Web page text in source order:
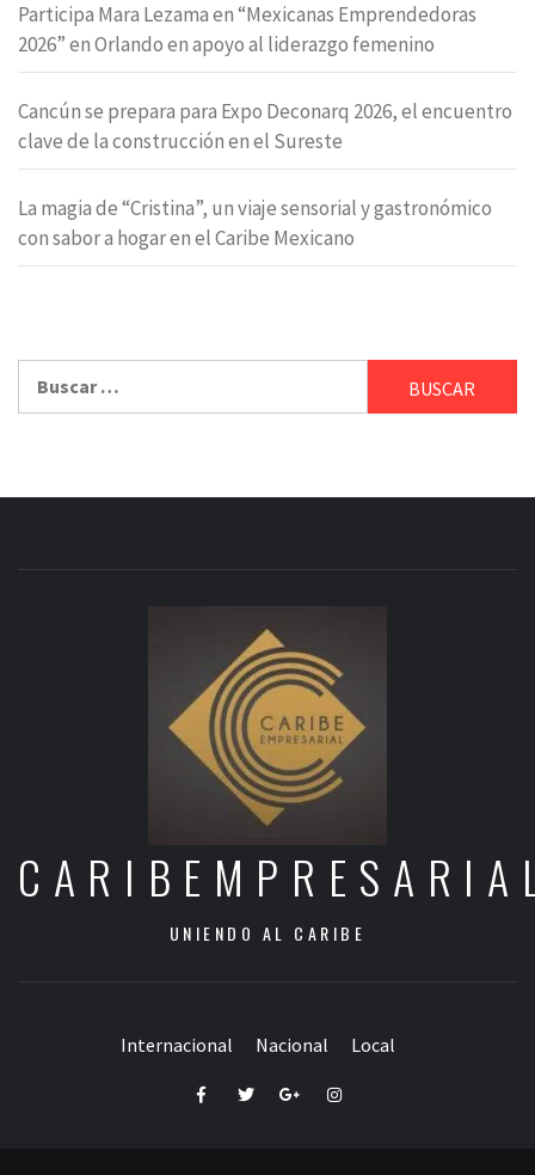
Participa Mara Lezama en “Mexicanas Emprendedoras
2026” en Orlando en apoyo al liderazgo femenino
Cancún se prepara para Expo Deconarq 2026, el encuentro
clave de la construcción en el Sureste
La magia de “Cristina”, un viaje sensorial y gastronómico
con sabor a hogar en el Caribe Mexicano
UNIENDO AL CARIBE
Internacional Nacional Local
FacebookTwitterGoogle+Instagram